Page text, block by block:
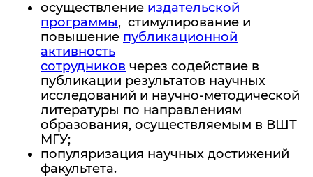
осуществление издательской
программы, стимулирование и
повышение публикационной
активность
сотрудников через содействие в
публикации результатов научных
исследований и научно-методической
литературы по направлениям
образования, осуществляемым в ВШТ
МГУ;
популяризация научных достижений
факультета.